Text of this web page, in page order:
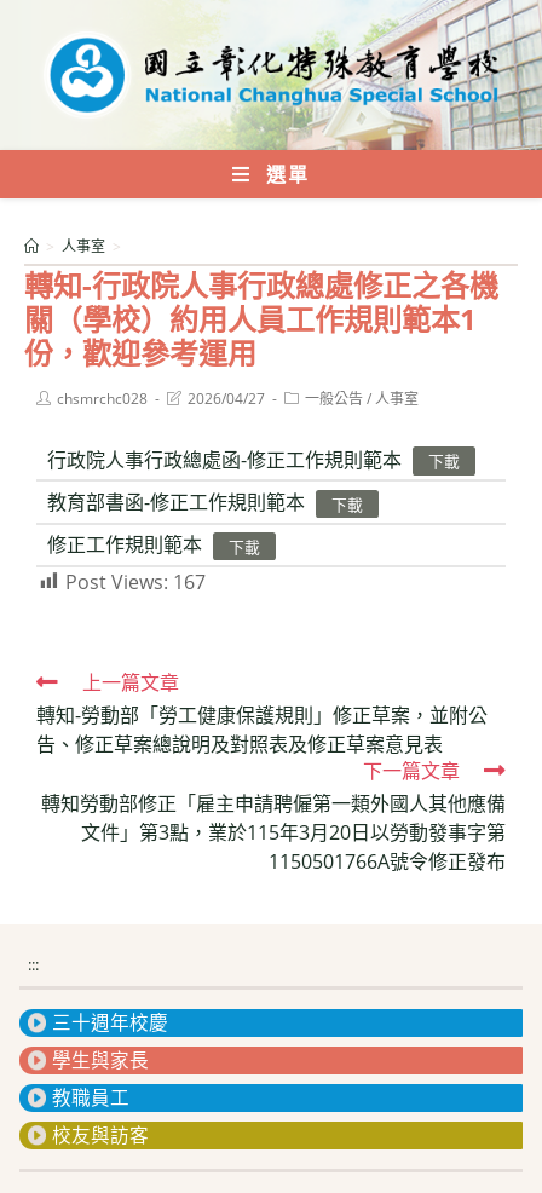
內
選單
轉知-行政院人事行政總處修正之各機
關（學校）約用人員工作規則範本1
份，歡迎參考運用
> 人事室 >
Postchsmrchc028
Post2026/04/27
Post一般公告/人事室
行政院人事行政總處函-修正工作規則範本 下載
教育部書函-修正工作規則範本 下載
修正工作規則範本 下載
Post Views: 167
Read
more
articles
上一篇文章
轉知-勞動部「勞工健康保護規則」修正草案，並附公
告、修正草案總說明及對照表及修正草案意見表
下一篇文章
轉知勞動部修正「雇主申請聘僱第一類外國人其他應備
文件」第3點，業於115年3月20日以勞動發事字第
1150501766A號令修正發布
:::
三十週年校慶
學生與家長
教職員工
校友與訪客